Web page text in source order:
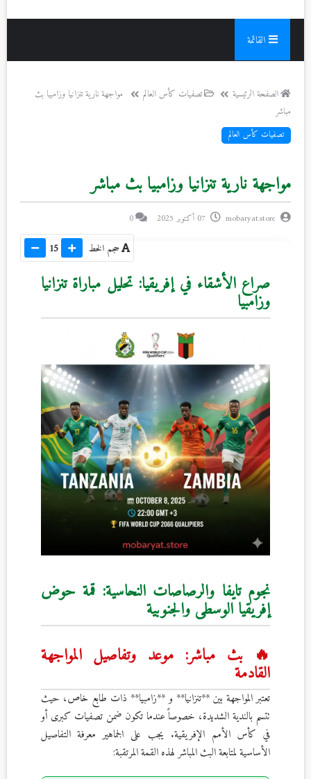
القائمة
الصفحة الرئيسية تصفيات كأس العالم
مواجهة نارية تنزانيا وزامبيا بث
مباشر
تصفيات كأس العالم
مواجهة نارية تنزانيا وزامبيا بث مباشر
mobaryat.store
0
حجم الخط 15
صراع الأشقاء في إفريقيا: تحليل مباراة تنزانيا
وزامبيا
نجوم تايفا والرصاصات النحاسية: قمة حوض
إفريقيا الوسطى والجنوبية
🔥 بث مباشر: موعد وتفاصيل المواجهة
القادمة
تعتبر المواجهة بين **تنزانيا** و **زامبيا** ذات طابع خاص، حيث
تتسم بالندية الشديدة، خصوصاً عندما تكون ضمن تصفيات كبرى أو
في كأس الأمم الإفريقية. يجب على الجماهير معرفة التفاصيل
الأساسية لمتابعة البث المباشر لهذه القمة المرتقبة: